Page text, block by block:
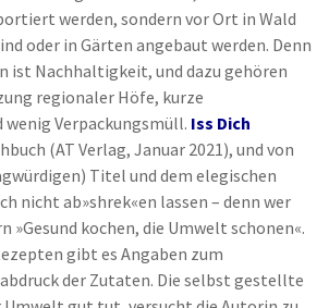
werden, sondern vor Ort in Wald
oder in Gärten angebaut werden. Denn
ist Nachhaltigkeit, und dazu gehören
regionaler Höfe, kurze
Verpackungsmüll. Iss Dich
(AT Verlag, Januar 2021), und von
Titel und dem elegischen
nicht ab»shrek«en lassen – denn wer
»Gesund kochen, die Umwelt schonen«.
gibt es Angaben zum
der Zutaten. Die selbst gestellte